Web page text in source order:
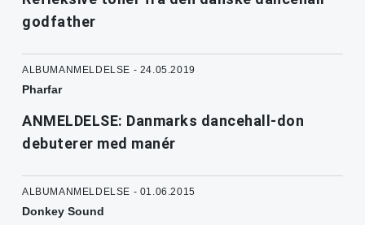
godfather
ALBUMANMELDELSE - 24.05.2019
Pharfar
ANMELDELSE: Danmarks dancehall-don
debuterer med manér
ALBUMANMELDELSE - 01.06.2015
Donkey Sound